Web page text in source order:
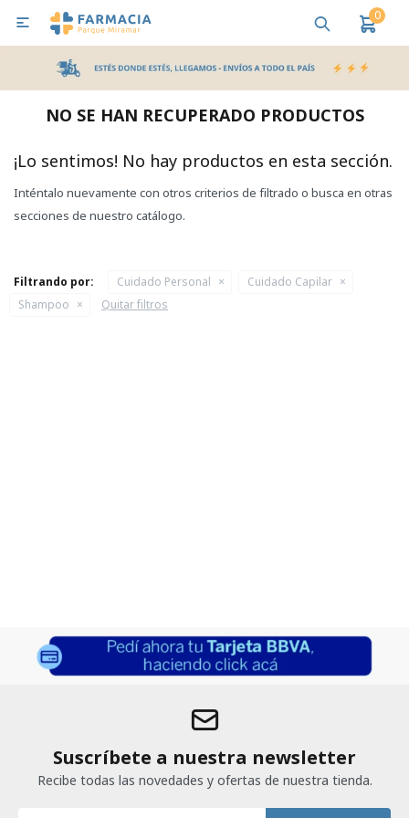
0

NO SE HAN RECUPERADO PRODUCTOS
¡Lo sentimos! No hay productos en esta sección.
Inténtalo nuevamente con otros criterios de filtrado o busca en otras
secciones de nuestro catálogo.
Filtrando por: Cuidado Personal
Cuidado Capilar
Shampoo
Quitar filtros
Suscríbete a nuestra newsletter
Recibe todas las novedades y ofertas de nuestra tienda.
MI CUENTA
Bebes y Maternidad Salud
Pañales y Toallitas
Lactancia y Nutrición
Higiene y Bienestar